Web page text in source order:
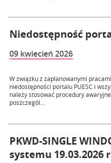
Niedostępność
09 kwiecień 2026
W związku z zaplanowanymi
niedostępności portalu PUESC i
należy stosować procedury
poszczegól...
PKWD-SINGLE
systemu 19.03.2026